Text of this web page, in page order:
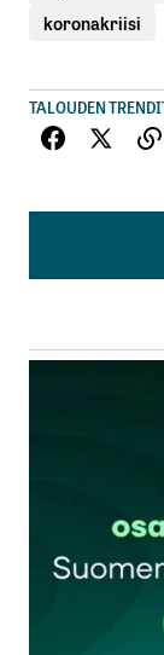
koronakriisi
TALOUDEN
kentät on